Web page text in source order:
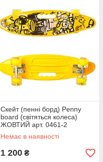
Скейт (пенні борд) Penny
board (світяться колеса)
ЖОВТИЙ арт. 0461-2
Немає в наявності
1 200 ₴